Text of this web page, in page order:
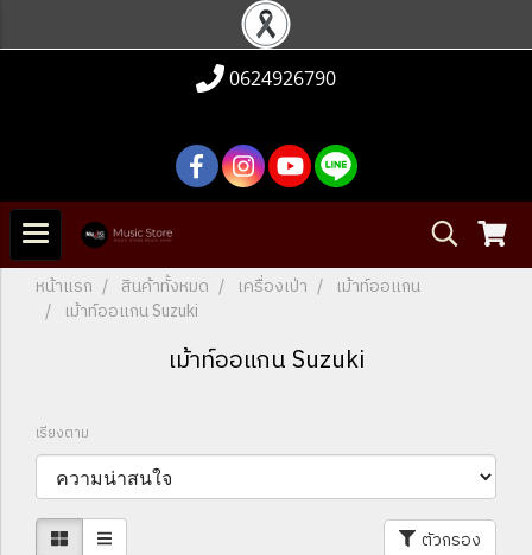
0624926790
หน้าแรก สินค้าทั้งหมด เครื่องเป่า
เม้าท์ออแกน
เม้าท์ออแกน Suzuki
เม้าท์ออแกน Suzuki
เรียงตาม
ตัวกรอง